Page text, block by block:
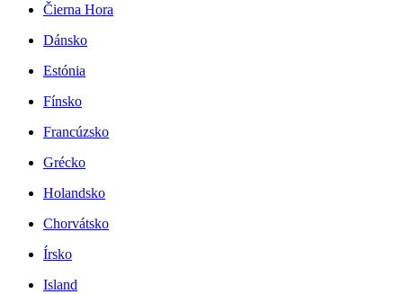
Čierna Hora
Dánsko
Estónia
Fínsko
Francúzsko
Grécko
Holandsko
Chorvátsko
Írsko
Island